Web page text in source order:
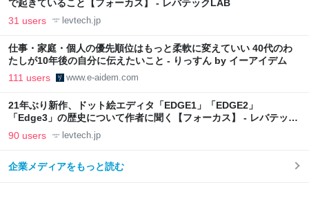
で起きていること【フォーカス】 - レバテックLAB
31 users levtech.jp
仕事・家庭・個人の優先順位はもっと柔軟に変えていい 40代のわ
たしが10年後の自分に伝えたいこと - りっすん by イーアイデム
111 users www.e-aidem.com
21年ぶり新作、ドット絵エディタ「EDGE1」「EDGE2」
「Edge3」の歴史について作者に聞く【フォーカス】 - レバテック
LAB
90 users levtech.jp
企業メディアをもっと読む